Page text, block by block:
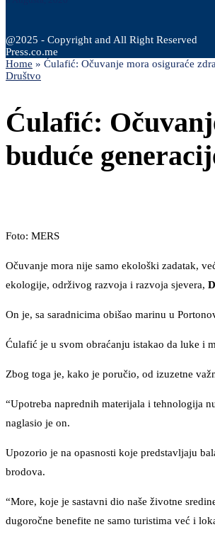
@2025 - Copyright and All Right Reserved
Press.co.me
Home » Ćulafić: Očuvanje mora osiguraće
Društvo
Ćulafić:
buduće
Foto: MERS
Očuvanje mora nije samo ekološki zadatak,
ekologije, održivog razvoja i razvoja sjevera,
On je, sa saradnicima obišao marinu u
Ćulafić je u svom obraćanju istakao da luke i
Zbog toga je, kako je poručio, od izuzetne
“Upotreba naprednih materijala i tehnologija
naglasio je on.
Upozorio je na opasnosti koje predstavljaju
brodova.
“More, koje je sastavni dio naše životne
dugoročne benefite ne samo turistima već i